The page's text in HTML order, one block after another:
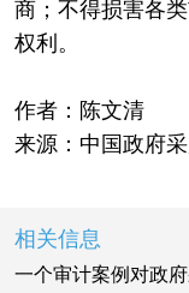
商；不得损害各
权利。
作者：陈文清
来源：中国政府
相关信息
一个审计案例对政